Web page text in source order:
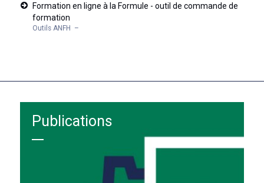
Formation en ligne à la Formule - outil de commande de
formation
Outils ANFH
Publications